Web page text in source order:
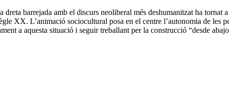
barrejada amb el discurs neoliberal més deshumanitzat ha tornat
XX. L’animació sociocultural posa en el centre l’autonomia de les
a aquesta situació i seguir treballant per la construcció “desde